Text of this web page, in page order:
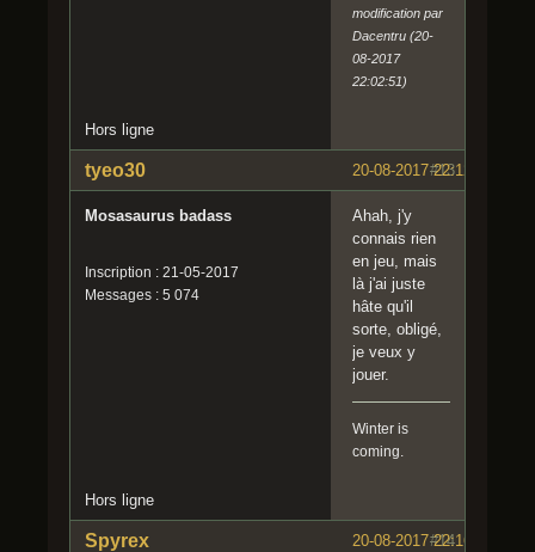
modification par
Dacentru (20-
08-2017
22:02:51)
Hors ligne
#13
20-08-2017 22:12:03
tyeo30
Mosasaurus badass
Inscription : 21-05-2017
Messages : 5 074
Ahah, j'y
connais rien
en jeu, mais
là j'ai juste
hâte qu'il
sorte, obligé,
je veux y
jouer.
Winter is
coming.
Hors ligne
#14
20-08-2017 22:16:06
Spyrex